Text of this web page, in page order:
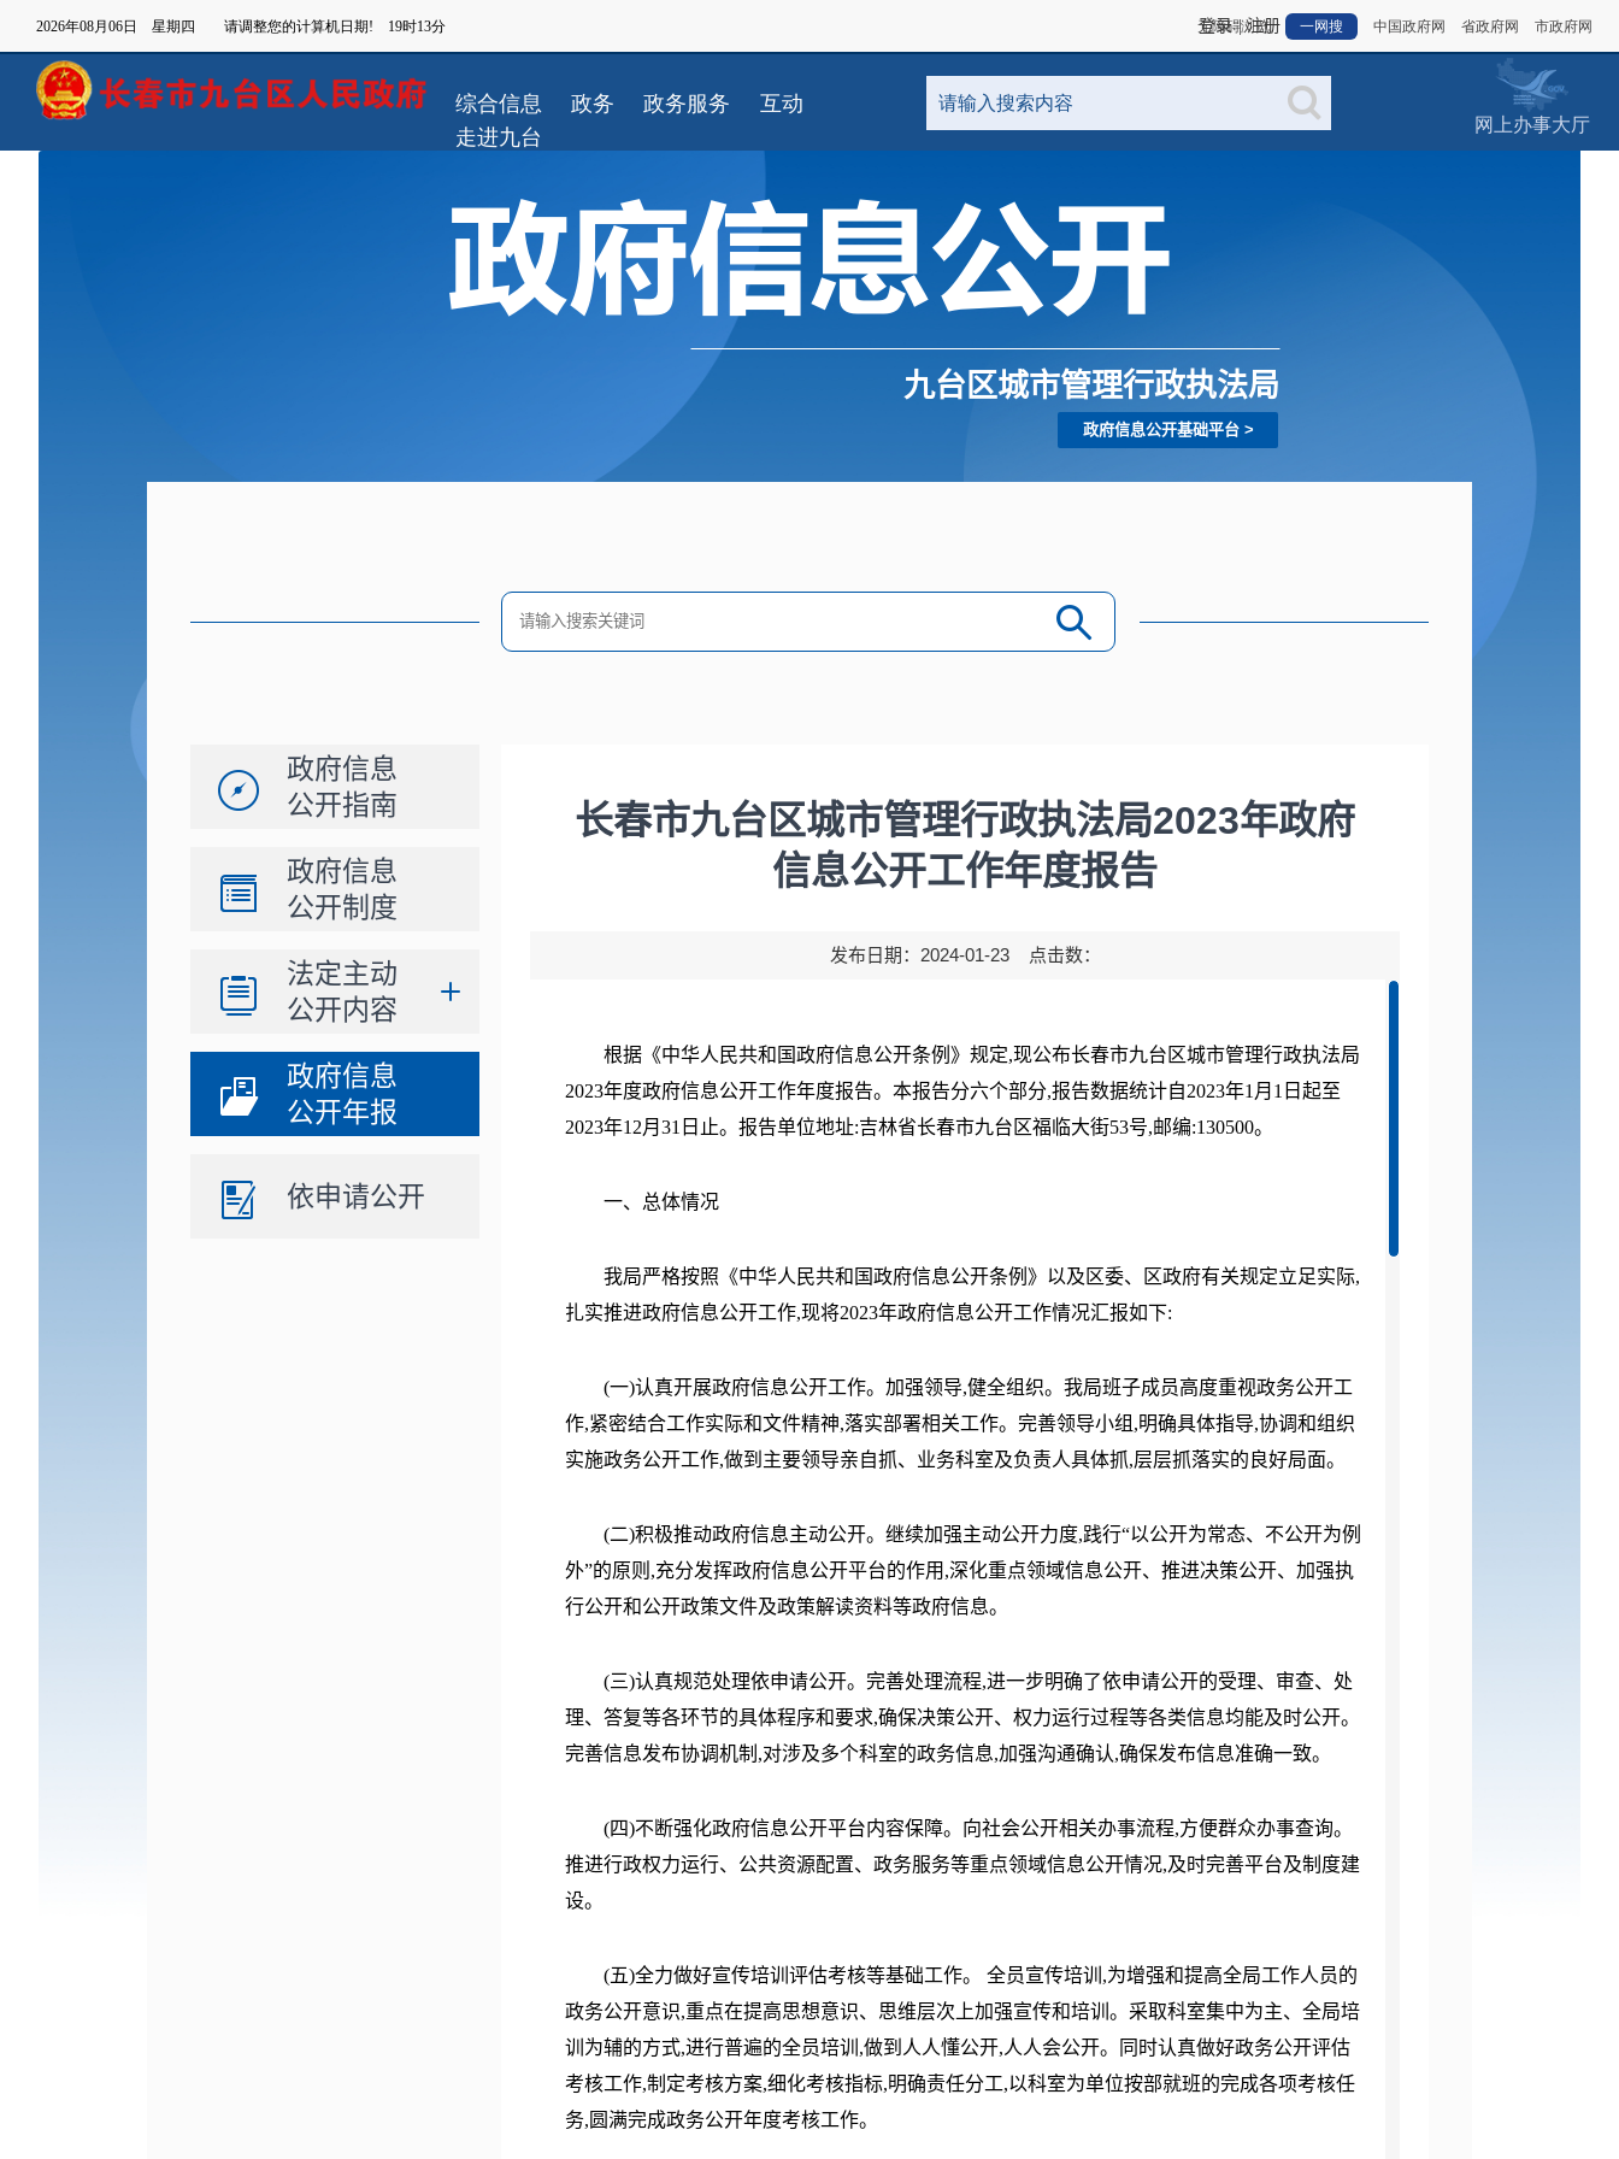
登录 |注册
九台区城市管理行政执法局
政府信息公开基础平台>
政府信息
公开指南
政府信息
公开制度
法定主动
公开内容
政府信息
公开年报
依申请公开
长春市九台区城市管理行政执法局2023年政府
信息公开工作年度报告
发布日期：2024-01-23 点击数：
根据《中华人民共和国政府信息公开条例》规定,现公布长春市九台区城市管理行政执法局
2023年度政府信息公开工作年度报告。本报告分六个部分,报告数据统计自2023年1月1日起至
2023年12月31日止。报告单位地址:吉林省长春市九台区福临大街53号,邮编:130500。
一、总体情况
我局严格按照《中华人民共和国政府信息公开条例》以及区委、区政府有关规定立足实际,
扎实推进政府信息公开工作,现将2023年政府信息公开工作情况汇报如下:
(一)认真开展政府信息公开工作。加强领导,健全组织。我局班子成员高度重视政务公开工
作,紧密结合工作实际和文件精神,落实部署相关工作。完善领导小组,明确具体指导,协调和组织
实施政务公开工作,做到主要领导亲自抓、业务科室及负责人具体抓,层层抓落实的良好局面。
(二)积极推动政府信息主动公开。继续加强主动公开力度,践行“以公开为常态、不公开为例
外”的原则,充分发挥政府信息公开平台的作用,深化重点领域信息公开、推进决策公开、加强执
行公开和公开政策文件及政策解读资料等政府信息。
(三)认真规范处理依申请公开。完善处理流程,进一步明确了依申请公开的受理、审查、处
理、答复等各环节的具体程序和要求,确保决策公开、权力运行过程等各类信息均能及时公开。
完善信息发布协调机制,对涉及多个科室的政务信息,加强沟通确认,确保发布信息准确一致。
(四)不断强化政府信息公开平台内容保障。向社会公开相关办事流程,方便群众办事查询。
推进行政权力运行、公共资源配置、政务服务等重点领域信息公开情况,及时完善平台及制度建
设。
(五)全力做好宣传培训评估考核等基础工作。 全员宣传培训,为增强和提高全局工作人员的
政务公开意识,重点在提高思想意识、思维层次上加强宣传和培训。采取科室集中为主、全局培
训为辅的方式,进行普遍的全员培训,做到人人懂公开,人人会公开。同时认真做好政务公开评估
考核工作,制定考核方案,细化考核指标,明确责任分工,以科室为单位按部就班的完成各项考核任
务,圆满完成政务公开年度考核工作。